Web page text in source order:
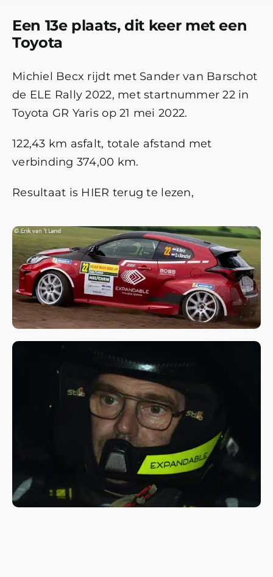
Een 13e plaats, dit keer met een
Toyota
Michiel Becx rijdt met Sander van Barschot
de ELE Rally 2022, met startnummer 22 in
Toyota GR Yaris op 21 mei 2022.
122,43 km asfalt, totale afstand met
verbinding 374,00 km.
Resultaat is HIER terug te lezen,